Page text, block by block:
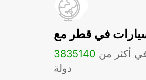
3835 أكثر من 140
دولة